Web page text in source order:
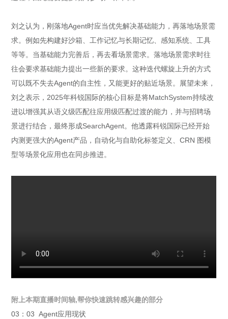
刘之认为，刚落地Agent时应当优先解决基础能力，再落地场景需
求。例如先构建好沙箱、工作记忆与长期记忆、感知系统、工具
等等。当基础能力完善后，再去看场景需求。落地场景需求时往
往会要求基础能力提出一些新的要求。这种迭代螺旋上升的方式
可以既不失去Agent的自主性，又能更好的贴近场景。展望未来，
刘之表示，2025年科锐国际的核心目标是将MatchSystem持续改
进以增强其从语义级匹配往应用级匹配过渡的能力，并与招聘场
景进行结合，最终形成SearchAgent。他透露科锐国际已经开始
内测更强大的Agent产品，自动化与自助化标签定义、CRN 图模
型等场景化应用也在同步推进。
附上本期直播时间轴,帮你快速跳转感兴趣的部分
03：03 Agent应用现状